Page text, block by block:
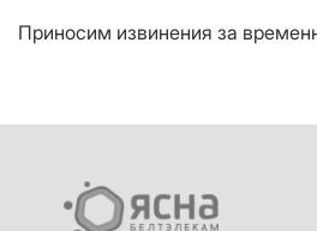
Приносим извинения за